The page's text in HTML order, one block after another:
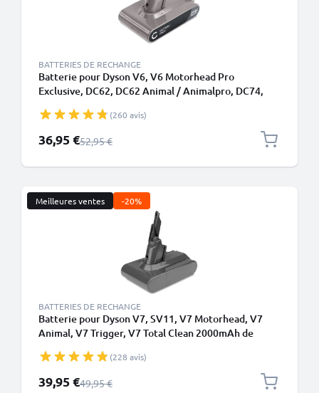
BATTERIES DE RECHANGE
Batterie pour Dyson V6, V6 Motorhead Pro
Exclusive, DC62, DC62 Animal / Animalpro, DC74,
CELLONIC
(260 avis)
Prix spécial
36,95 €Prix normal
52,95 €
Meilleures ventes -20%
BATTERIES DE RECHANGE
Batterie pour Dyson V7, SV11, V7 Motorhead, V7
Animal, V7 Trigger, V7 Total Clean 2000mAh de
(228 avis)
Prix spécial
39,95 €Prix normal
49,95 €